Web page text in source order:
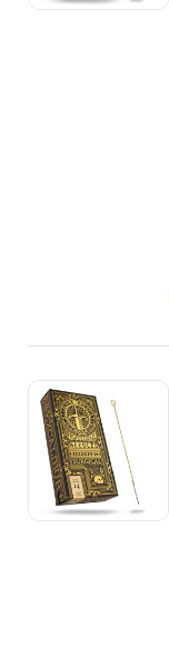
Цена
Количество